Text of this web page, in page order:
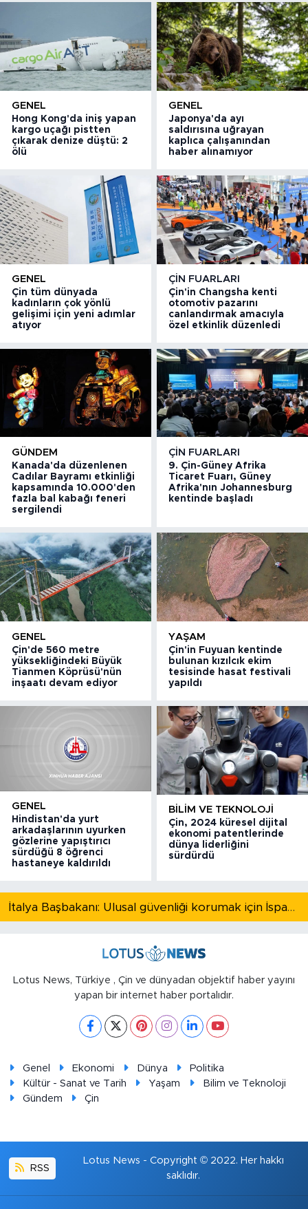
GENEL
Hong Kong'da iniş yapan
kargo uçağı pistten
çıkarak denize düştü: 2
ölü
GENEL
Japonya'da ayı
saldırısına uğrayan
kaplıca çalışanından
haber alınamıyor
GENEL
Çin tüm dünyada
kadınların çok yönlü
gelişimi için yeni adımlar
atıyor
ÇIN FUARLARI
Çin'in Changsha kenti
otomotiv pazarını
canlandırmak amacıyla
özel etkinlik düzenledi
GÜNDEM
Kanada'da düzenlenen
Cadılar Bayramı etkinliği
kapsamında 10.000'den
fazla bal kabağı feneri
sergilendi
ÇIN FUARLARI
9. Çin-Güney Afrika
Ticaret Fuarı, Güney
Afrika'nın Johannesburg
kentinde başladı
GENEL
Çin'de 560 metre
yüksekliğindeki Büyük
Tianmen Köprüsü'nün
inşaatı devam ediyor
YAŞAM
Çin'in Fuyuan kentinde
bulunan kızılcık ekim
tesisinde hasat festivali
yapıldı
GENEL
Hindistan'da yurt
arkadaşlarının uyurken
gözlerine yapıştırıcı
sürdüğü 8 öğrenci
hastaneye kaldırıldı
BILIM VE TEKNOLOJI
Çin, 2024 küresel dijital
ekonomi patentlerinde
dünya liderliğini
sürdürdü
İtalya Başbakanı: Ulusal güvenliği korumak için İspanya ile Schengen kapsamındaki serbest dolaşımı askıya alıyoruz
Lotus News, Türkiye , Çin ve dünyadan objektif haber yayını
yapan bir internet haber portalıdır.
Genel Ekonomi Dünya
Politika
Kültür - Sanat ve Tarih
Yaşam
Bilim ve Teknoloji
Gündem
Çin
RSS
Lotus News - Copyright © 2022. Her hakkı
saklıdır.